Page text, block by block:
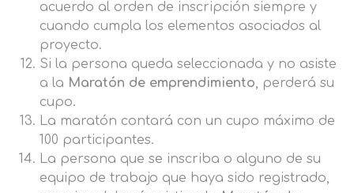
acuerdo al orden de inscripción siempre y
cuando cumpla los elementos asociados al
proyecto.
Si la persona queda seleccionada y no asiste
a la Maratón de emprendimiento , perderá su
cupo.
La maratón contará con un cupo máximo de
100 participantes.
La persona que se inscriba o alguno de su
equipo de trabajo que haya sido registrado,